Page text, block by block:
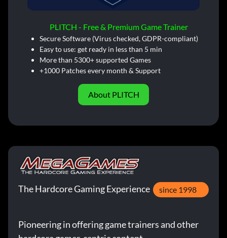
PLITCH - Free & Premium Game Trainer
Secure Software (Virus checked, GDPR-compliant)
Easy to use: get ready in less than 5 min
More than 5300+ supported Games
+1000 Patches every month & Support
About PLITCH
The Hardcore Gaming Experience since 1998
Pioneering in offering game trainers and other